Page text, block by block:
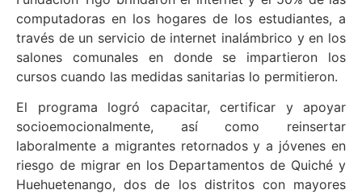
computadoras en los hogares de los estudiantes, a
través de un servicio de internet inalámbrico y en los
salones comunales en donde se impartieron los
cursos cuando las medidas sanitarias lo permitieron.
El programa logró capacitar, certificar y apoyar
socioemocionalmente, así como reinsertar
laboralmente a migrantes retornados y a jóvenes en
riesgo de migrar en los Departamentos de Quiché y
Huehuetenango, dos de los distritos con mayores